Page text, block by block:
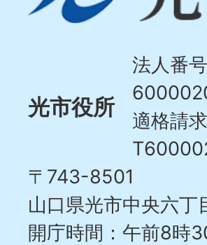
Hikari
光市役所
法人番号
適格請
〒743-8501
山口県光市中央六丁
開庁時間：午前8時